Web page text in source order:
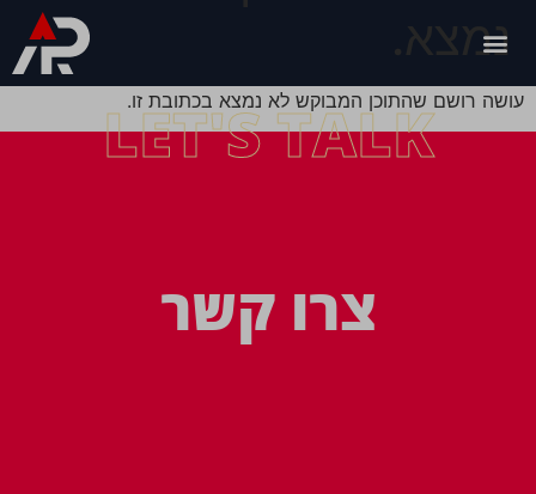
נמצא.
עושה רושם שהתוכן המבוקש לא נמצא בכתובת זו.
LET'S TALK
צרו קשר